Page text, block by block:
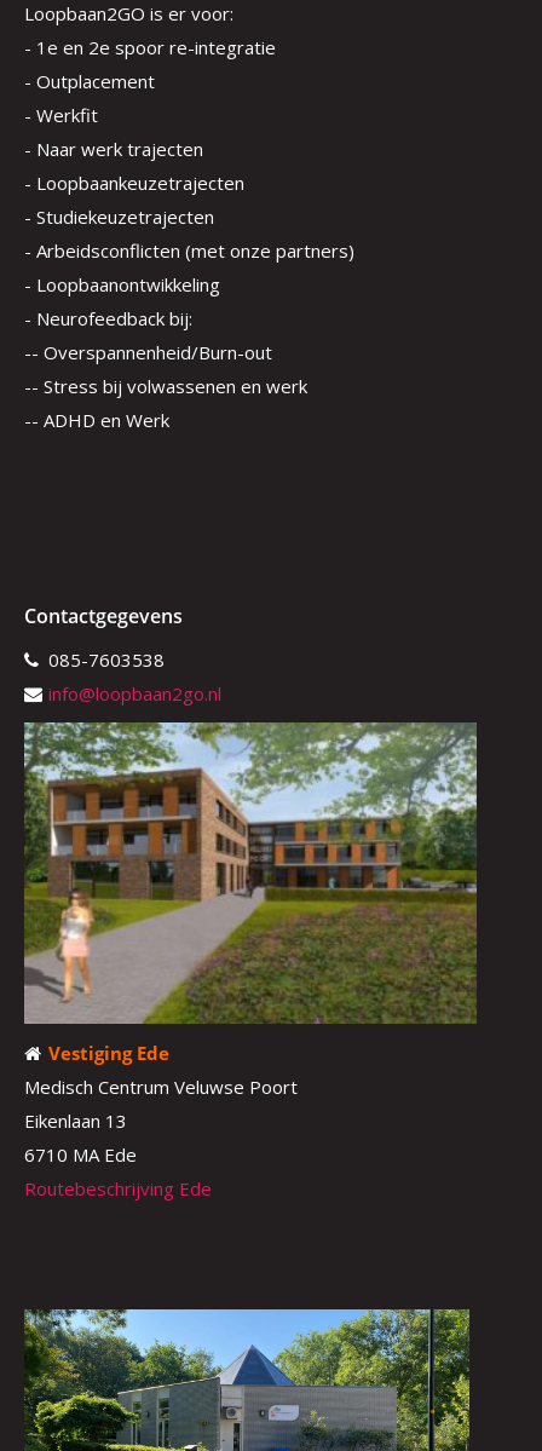
Loopbaan2GO is er voor:
- 1e en 2e spoor re-integratie
- Outplacement
- Werkfit
- Naar werk trajecten
- Loopbaankeuzetrajecten
- Studiekeuzetrajecten
- Arbeidsconflicten (met onze partners)
- Loopbaanontwikkeling
- Neurofeedback bij:
-- Overspannenheid/Burn-out
-- Stress bij volwassenen en werk
-- ADHD en Werk
Contactgegevens
085-7603538
info@loopbaan2go.nl
Vestiging Ede
Medisch Centrum Veluwse Poort
Eikenlaan 13
6710 MA Ede
Routebeschrijving Ede